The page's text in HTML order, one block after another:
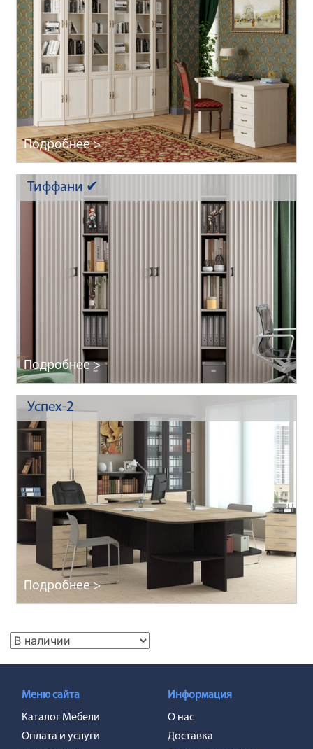
Подробнее >
Тиффани ✔
Подробнее >
Успех-2
Подробнее >
Меню сайта
Каталог Мебели
Оплата и услуги
Информация
О нас
Доставка